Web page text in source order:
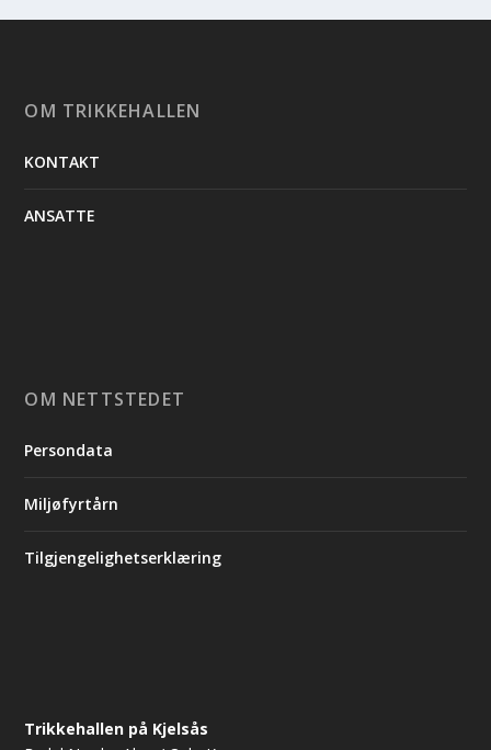
OM TRIKKEHALLEN
KONTAKT
ANSATTE
OM NETTSTEDET
Persondata
Miljøfyrtårn
Tilgjengelighetserklæring
Trikkehallen på Kjelsås